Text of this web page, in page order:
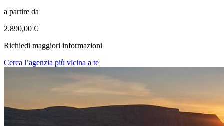
a partire da
2.890,00 €
Richiedi maggiori informazioni
Cerca l’agenzia più vicina a te